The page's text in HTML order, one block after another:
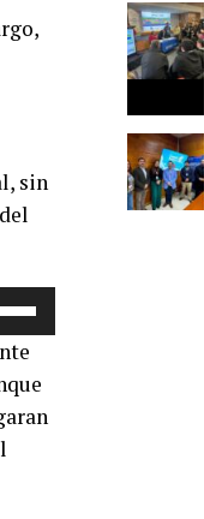
sin
abajo